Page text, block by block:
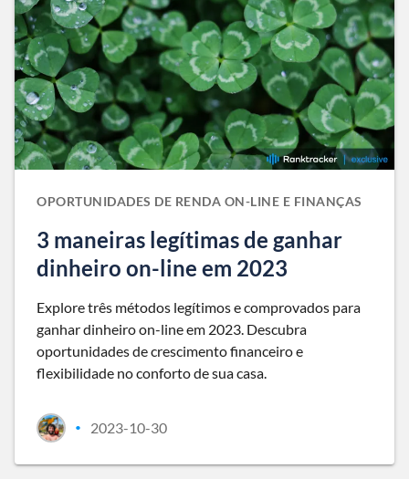
OPORTUNIDADES DE RENDA ON-LINE E FINANÇAS
3 maneiras legítimas de ganhar
dinheiro on-line em 2023
Explore três métodos legítimos e comprovados para
ganhar dinheiro on-line em 2023. Descubra
oportunidades de crescimento financeiro e
flexibilidade no conforto de sua casa.
• 2023-10-30